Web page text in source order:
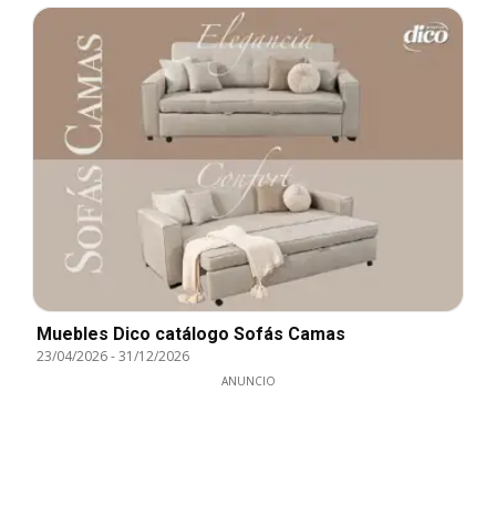
Muebles Dico catálogo Sofás Camas
23/04/2026-31/12/2026
ANUNCIO